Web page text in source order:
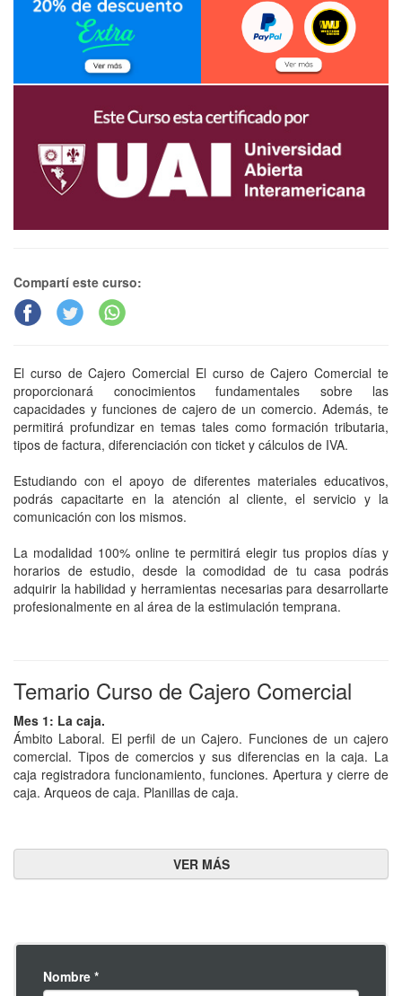
Compartí este curso:
El curso de Cajero Comercial El curso de Cajero Comercial te
proporcionará conocimientos fundamentales sobre las
capacidades y funciones de cajero de un comercio. Además, te
permitirá profundizar en temas tales como formación tributaria,
tipos de factura, diferenciación con ticket y cálculos de IVA.
Estudiando con el apoyo de diferentes materiales educativos,
podrás capacitarte en la atención al cliente, el servicio y la
comunicación con los mismos.
La modalidad 100% online te permitirá elegir tus propios días y
horarios de estudio, desde la comodidad de tu casa podrás
adquirir la habilidad y herramientas necesarias para desarrollarte
profesionalmente en al área de la estimulación temprana.
Temario Curso de Cajero Comercial
Mes 1: La caja.
Ámbito Laboral. El perfil de un Cajero. Funciones de un cajero
comercial. Tipos de comercios y sus diferencias en la caja. La
caja registradora funcionamiento, funciones. Apertura y cierre de
caja. Arqueos de caja. Planillas de caja.
Como calcular el IVA:. Controladores fiscales. AFIP. Nota de
pedido, Nota de ventas. Remito. Concepto Nota de débito y Nota
buena atención desde la caja, Actitud positiva y negativa. El costo
de un mal servicio y el manejo de quejas. Saludos y despedidas.
Nombre *